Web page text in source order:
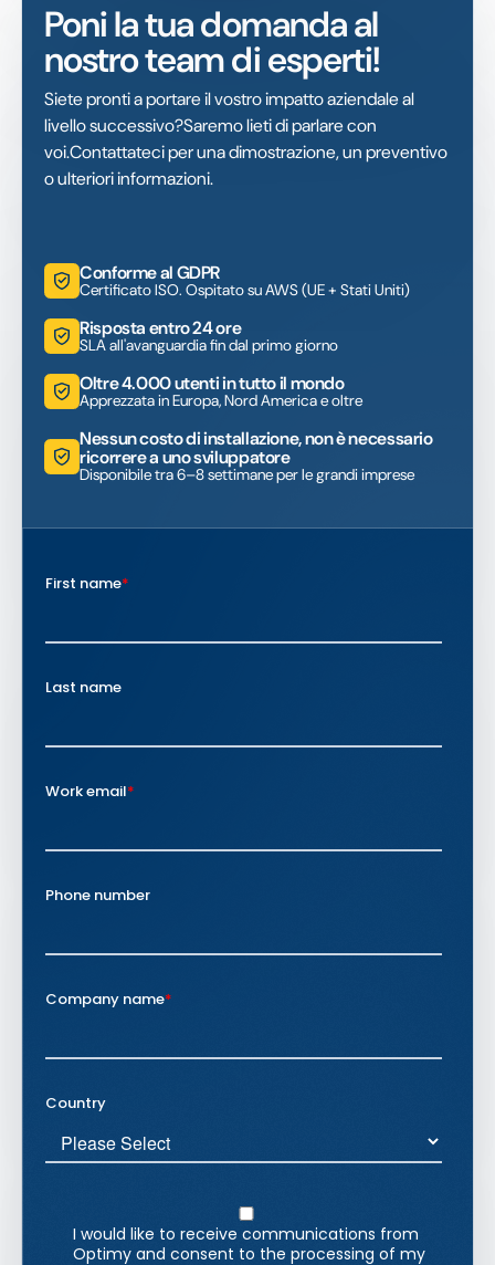
Poni la tua domanda al
nostro team di esperti!
Siete pronti a portare il vostro impatto aziendale al
livello successivo?Saremo lieti di parlare con
voi.Contattateci per una dimostrazione, un preventivo
o ulteriori informazioni.
Conforme al GDPR
Certificato ISO. Ospitato su AWS (UE + Stati Uniti)
Risposta entro 24 ore
SLA all'avanguardia fin dal primo giorno
Oltre 4.000 utenti in tutto il mondo
Apprezzata in Europa, Nord America e oltre
Nessun costo di installazione, non è necessario
ricorrere a uno sviluppatore
Disponibile tra 6–8 settimane per le grandi imprese